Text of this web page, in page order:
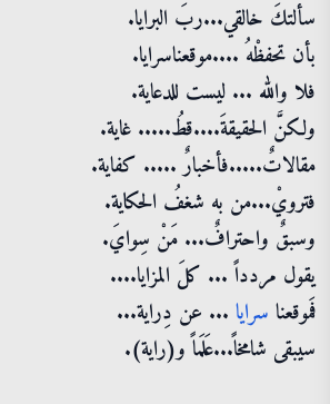
سألتكَ خالقي...ربَ البرايا.
بأن تحفظْهُ ....موقعناسرايا.
فلا والله ... ليست للدعاية.
ولكنَّ الحقيقةَ....قطُ..... غاية.
مقالاتٌ.....فأخبارٌ ..... كفاية.
فترويْ...من به شغفُ الحكاية.
وسبقٌ واحترافٌ... مَنْ سِوايَ.
يقول مردداً ... كلَ المزايا....
فَموقعنا سرايا ... عن دِراية...
سيبقى شامخاً...عَلَماً و(راية).